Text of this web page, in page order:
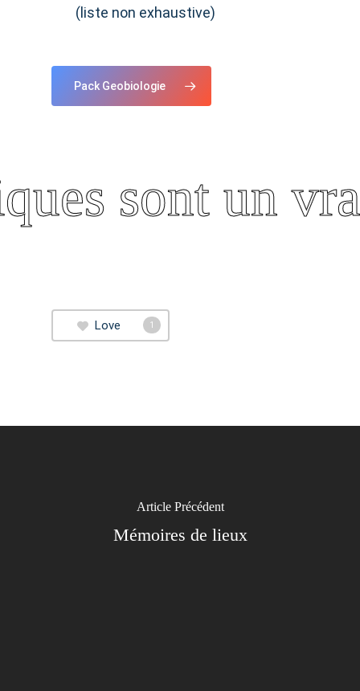
(liste non exhaustive)
Pack Geobiologie
sont un
Love 1
Article Précédent
Mémoires de lieux